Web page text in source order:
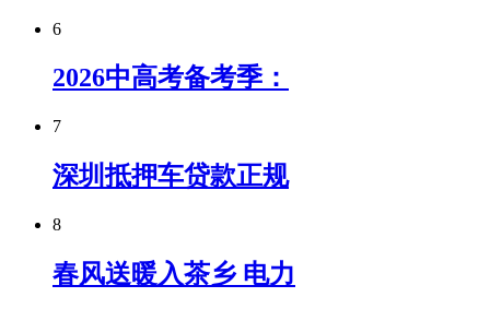
6
2026中高考备考季：
7
深圳抵押车贷款正规
8
春风送暖入茶乡 电力